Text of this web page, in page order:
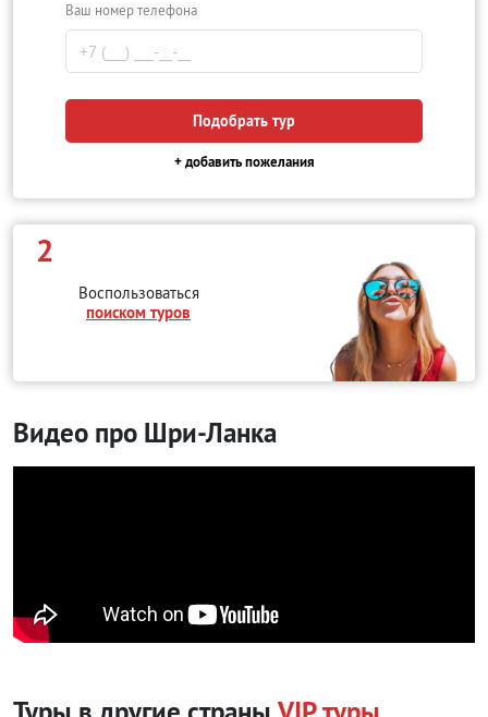
Ваш номер телефона
Подобрать тур
+ добавить пожелания
2
Воспользоваться
поиском туров
Видео про Шри-Ланка